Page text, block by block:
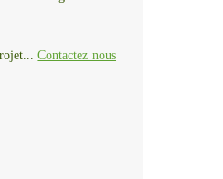
Contactez nous